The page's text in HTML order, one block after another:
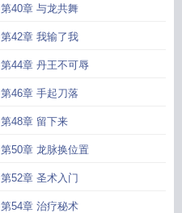
第40章 与龙共舞
第42章 我输了我
第44章 丹王不可辱
第46章 手起刀落
第48章 留下来
第50章 龙脉换位置
第52章 圣术入门
第54章 治疗秘术